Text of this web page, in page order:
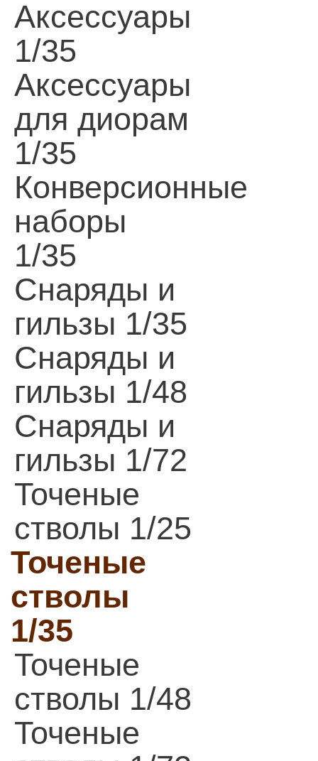
Аксессуары
1/35
Аксессуары
для диорам
1/35
Конверсионные
наборы
1/35
Снаряды и
гильзы 1/35
Снаряды и
гильзы 1/48
Снаряды и
гильзы 1/72
Точеные
стволы 1/25
Точеные
стволы
1/35
Точеные
стволы 1/48
Точеные